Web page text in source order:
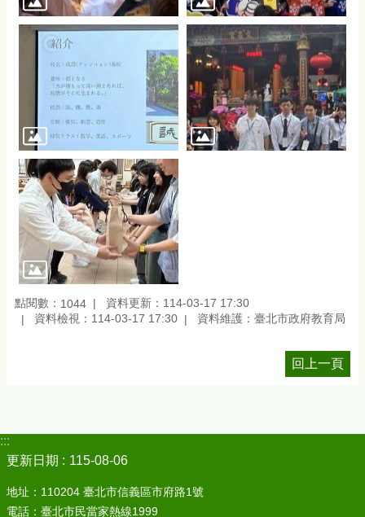
點閱數： 1044
資料更新：114-03-17 17:30
資料檢視：114-03-17 17:30
資料維護：臺北市政府教育局
回上一頁
:::
更新日期
115-08-06
地址：110204 臺北市信義區市府路1號
電話：臺北市民當家熱線1999